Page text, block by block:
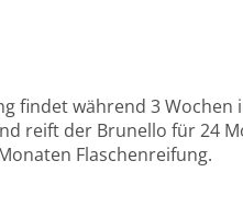
findet während 3
reift der Brunello für 24
Flaschenreifung.